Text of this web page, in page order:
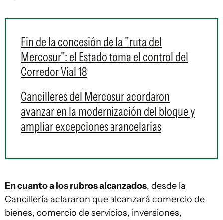
Fin de la concesión de la "ruta del
Mercosur": el Estado toma el control del
Corredor Vial 18
Cancilleres del Mercosur acordaron
avanzar en la modernización del bloque y
ampliar excepciones arancelarias
En cuanto a los rubros alcanzados, desde la
Cancillería aclararon que alcanzará comercio de
bienes, comercio de servicios, inversiones,